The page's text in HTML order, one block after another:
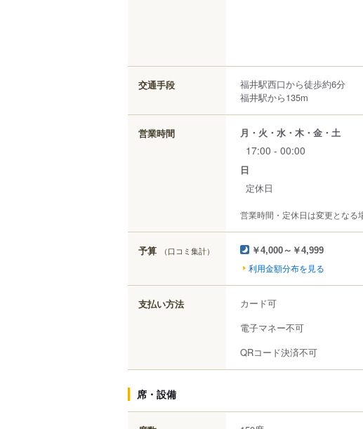
交通手段
福井駅西口から徒歩約6分
福井駅から135m
営業時間 月・火・水・木・金・土
17:00 - 00:00
日
定休日
営業時間・定休日は変更となる
予算 （口コミ集計） ￥4,000～￥4,999
利用金額分布を見る
支払い方法
カード可
電子マネー不可
QRコード決済不可
席・設備